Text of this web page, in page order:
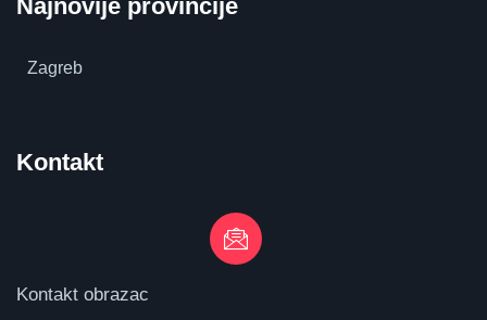
Najnovije provincije
Zagreb
Kontakt
Kontakt obrazac